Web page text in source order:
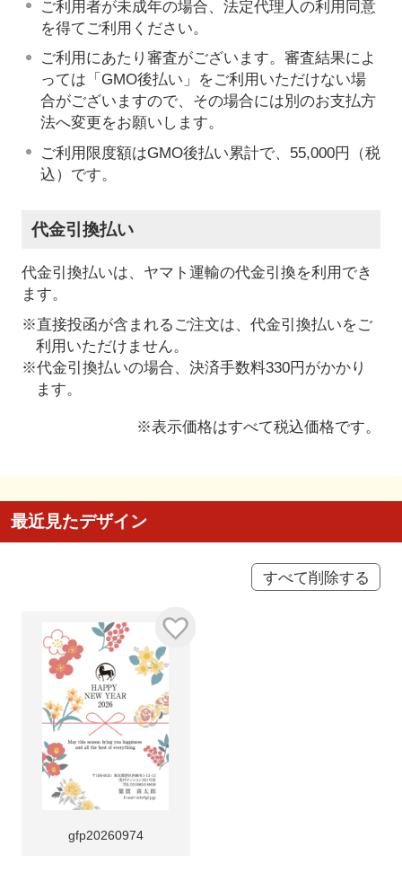
ご利用者が未成年の場合、法定代理人の利用同意
を得てご利用ください。
ご利用にあたり審査がございます。審査結果によ
っては「GMO後払い」をご利用いただけない場
合がございますので、その場合には別のお支払方
法へ変更をお願いします。
ご利用限度額はGMO後払い累計で、55,000円（税
込）です。
代金引換払い
代金引換払いは、ヤマト運輸の代金引換を利用でき
ます。
※直接投函が含まれるご注文は、代金引換払いをご
利用いただけません。
※代金引換払いの場合、決済手数料330円がかかり
ます。
※表示価格はすべて税込価格です。
最近見たデザイン
すべて削除する
gfp20260974